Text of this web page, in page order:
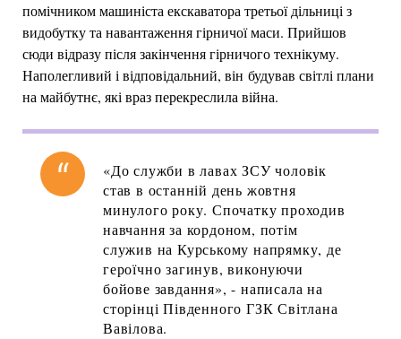
помічником машиніста екскаватора третьої дільниці з
видобутку та навантаження гірничої маси. Прийшов
сюди відразу після закінчення гірничого технікуму.
Наполегливий і відповідальний, він будував світлі плани
на майбутнє, які враз перекреслила війна.
«До служби в лавах ЗСУ чоловік
став в останній день жовтня
минулого року. Спочатку проходив
навчання за кордоном, потім
служив на Курському напрямку, де
героїчно загинув, виконуючи
бойове завдання», - написала на
сторінці Південного ГЗК Світлана
Вавілова.